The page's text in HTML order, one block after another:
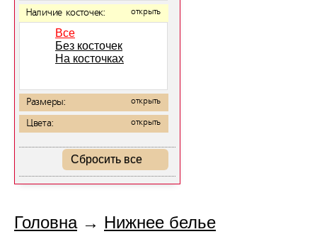
Наличие косточек: открыть
Все
Без косточек
На косточках
Размеры: открыть
Цвета: открыть
Сбросить все
Головна→ Нижнее белье